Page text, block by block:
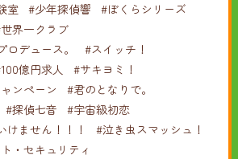
室 #少年探偵響
#ぼくらシリーズ
界一クラブ
デュース。
#スイッチ！
億円求人
#サキヨミ！
ンペーン
#君のとなりで。
#探偵七音
#宇宙級初恋
けません！！！
#泣き虫スマッシュ！
・セキュリティ